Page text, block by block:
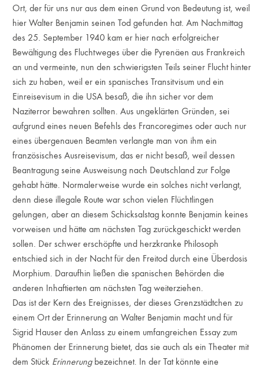
Ort, der für uns nur aus dem einen Grund von Bedeutung ist, weil
hier Walter Benjamin seinen Tod gefunden hat. Am Nachmittag
des 25. September 1940 kam er hier nach erfolgreicher
Bewältigung des Fluchtweges über die Pyrenäen aus Frankreich
an und vermeinte, nun den schwierigsten Teils seiner Flucht hinter
sich zu haben, weil er ein spanisches Transitvisum und ein
Einreisevisum in die USA besaß, die ihn sicher vor dem
Naziterror bewahren sollten. Aus ungeklärten Gründen, sei
aufgrund eines neuen Befehls des Francoregimes oder auch nur
eines übergenauen Beamten verlangte man von ihm ein
französisches Ausreisevisum, das er nicht besaß, weil dessen
Beantragung seine Ausweisung nach Deutschland zur Folge
gehabt hätte. Normalerweise wurde ein solches nicht verlangt,
denn diese illegale Route war schon vielen Flüchtlingen
gelungen, aber an diesem Schicksalstag konnte Benjamin keines
vorweisen und hätte am nächsten Tag zurückgeschickt werden
sollen. Der schwer erschöpfte und herzkranke Philosoph
entschied sich in der Nacht für den Freitod durch eine Überdosis
Morphium. Daraufhin ließen die spanischen Behörden die
anderen Inhaftierten am nächsten Tag weiterziehen.
Das ist der Kern des Ereignisses, der dieses Grenzstädtchen zu
einem Ort der Erinnerung an Walter Benjamin macht und für
Sigrid Hauser den Anlass zu einem umfangreichen Essay zum
Phänomen der Erinnerung bietet, das sie auch als ein Theater mit
dem Stück Erinnerungbezeichnet. In der Tat könnte eine